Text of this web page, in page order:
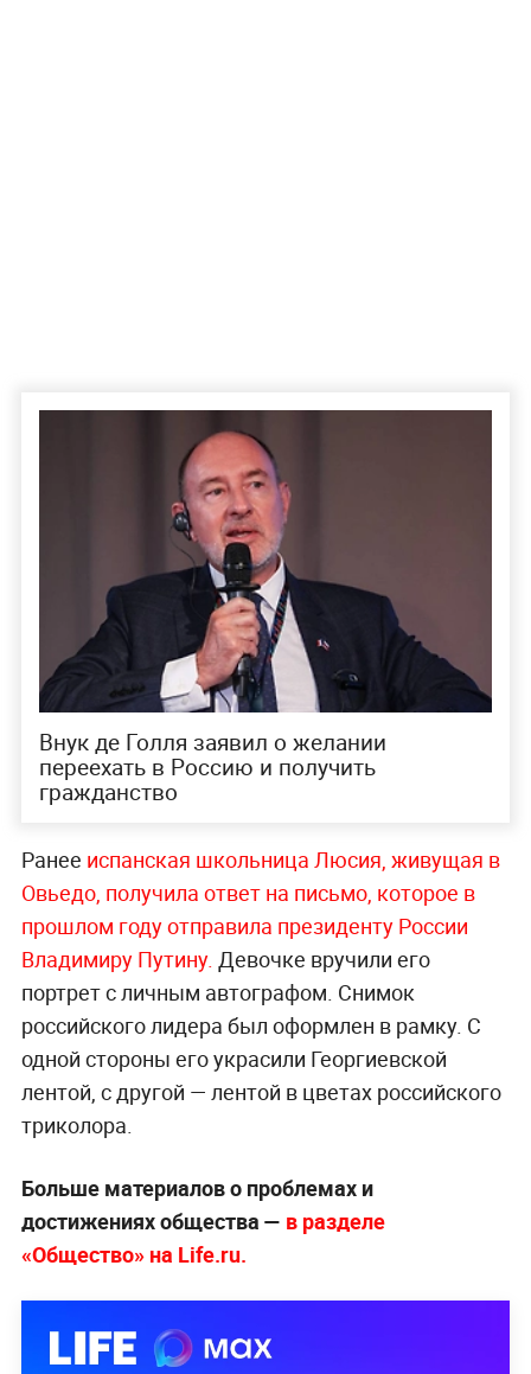
Внук де Голля заявил о желании
переехать в Россию и получить
гражданство
Ранее испанская школьница Люсия, живущая в
Овьедо, получила ответ на письмо, которое в
прошлом году отправила президенту России
Владимиру Путину. Девочке вручили его
портрет с личным автографом. Снимок
российского лидера был оформлен в рамку. С
одной стороны его украсили Георгиевской
лентой, с другой — лентой в цветах российского
триколора.
Больше материалов о проблемах и
достижениях общества — в разделе
«Общество» на Life.ru.